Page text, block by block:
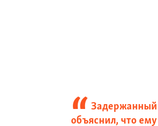
Задержанный
объяснил, что